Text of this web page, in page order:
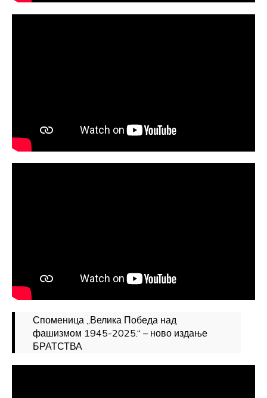
Споменица „Велика Победа над
фашизмом 1945-2025.“ – ново издање
БРАТСТВА